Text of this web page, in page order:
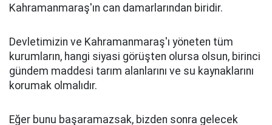
Kahramanmaraş'ın can damarlarından biridir.
Devletimizin ve Kahramanmaraş'ı yöneten tüm
kurumların, hangi siyasi görüşten olursa olsun, birinci
gündem maddesi tarım alanlarını ve su kaynaklarını
korumak olmalıdır.
Eğer bunu başaramazsak, bizden sonra gelecek